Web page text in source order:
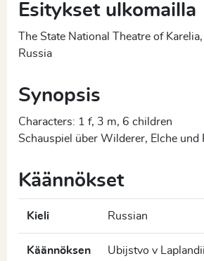
Esitykset ulkomailla
The State National Theatre of
Russia
Synopsis
Characters: 1 f, 3 m, 6 children
Schauspiel über Wilderer, Elche und
Käännökset
Kieli Russian
Käännöksen
Ubijstvo v Laplandii